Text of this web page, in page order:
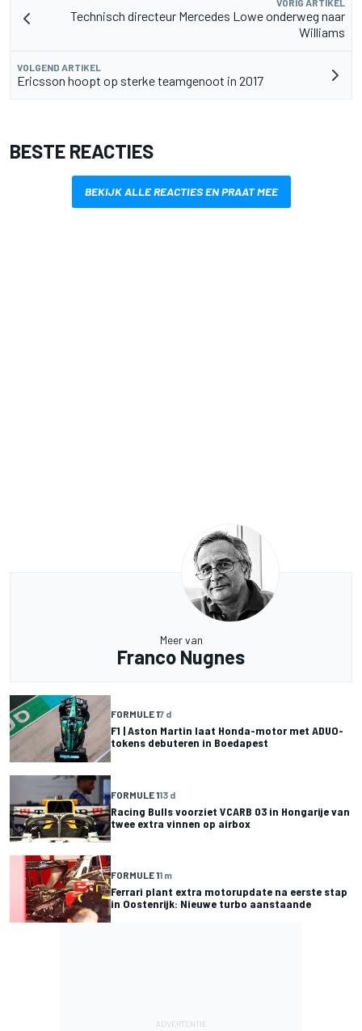
VORIG ARTIKEL
Technisch directeur Mercedes Lowe onderweg naar
Williams
VOLGEND ARTIKEL
Ericsson hoopt op sterke teamgenoot in 2017
BESTE REACTIES
BEKIJK ALLE REACTIES EN PRAAT MEE
Meer van
Franco Nugnes
FORMULE 17 d
F1 | Aston Martin laat Honda-motor met ADUO-
tokens debuteren in Boedapest
FORMULE 113 d
Racing Bulls voorziet VCARB 03 in Hongarije van
twee extra vinnen op airbox
FORMULE 11 m
Ferrari plant extra motorupdate na eerste stap
in Oostenrijk: Nieuwe turbo aanstaande